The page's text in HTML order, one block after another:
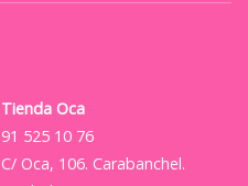
Tienda Oca
91 525 10 76
C/ Oca, 106. Carabanchel.